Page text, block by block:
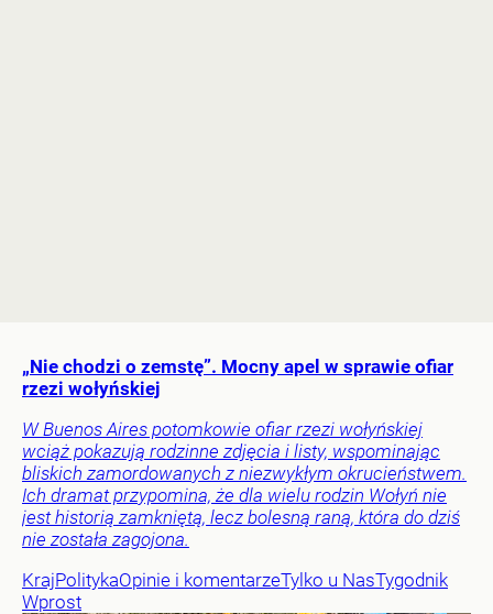
„Nie chodzi o zemstę”. Mocny apel w sprawie ofiar
rzezi wołyńskiej
W Buenos Aires potomkowie ofiar rzezi wołyńskiej
wciąż pokazują rodzinne zdjęcia i listy, wspominając
bliskich zamordowanych z niezwykłym okrucieństwem.
Ich dramat przypomina, że dla wielu rodzin Wołyń nie
jest historią zamkniętą, lecz bolesną raną, która do dziś
nie została zagojona.
KrajPolitykaOpinie i komentarzeTylko u NasTygodnik
Wprost